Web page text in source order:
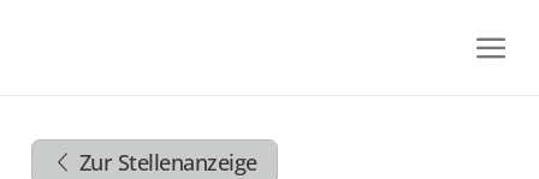
Zur
Navigation
springenZur Stellenanzeige